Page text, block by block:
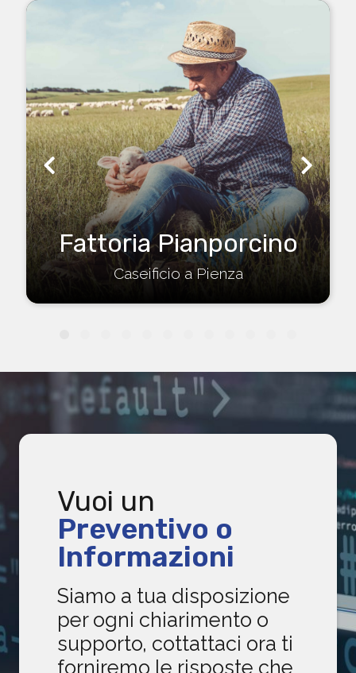
Fattoria Pianporcino
Caseificio a Pienza
Vuoi un
Preventivo o
Informazioni
Siamo a tua disposizione
per ogni chiarimento o
supporto, cottattaci ora ti
forniremo le risposte che